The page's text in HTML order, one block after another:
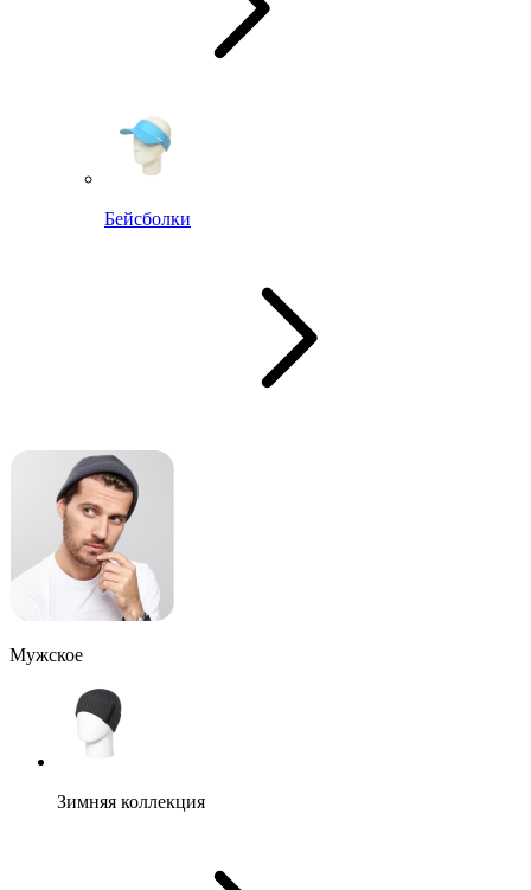
Бейсболки
Мужское
Зимняя коллекция